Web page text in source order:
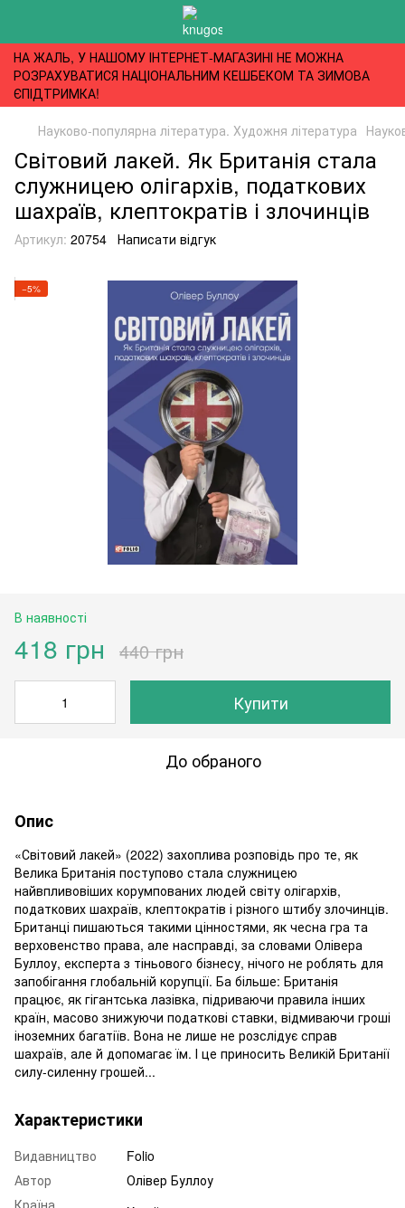
НА ЖАЛЬ, У НАШОМУ ІНТЕРНЕТ-МАГАЗИНІ НЕ МОЖНА
РОЗРАХУВАТИСЯ НАЦІОНАЛЬНИМ КЕШБЕКОМ ТА ЗИМОВА
ЄПІДТРИМКА!
Науково-популярна література. Художня література
Світовий лакей. Як Британія стала
служницею олігархів, податкових
шахраїв, клептократів і злочинців
Артикул: 20754 Написати відгук
−5%
В наявності
418 грн 440 грн
Купити
До обраного
Опис
«Світовий лакей» (2022) захоплива розповідь про те, як
Велика Британія поступово стала служницею
найвпливовіших корумпованих людей світу олігархів,
податкових шахраїв, клептократів і різного штибу злочинців.
Британці пишаються такими цінностями, як чесна гра та
верховенство права, але насправді, за словами Олівера
Буллоу, експерта з тіньового бізнесу, нічого не роблять для
запобігання глобальній корупції. Ба більше: Британія
працює, як гігантська лазівка, підриваючи правила інших
країн, масово знижуючи податкові ставки, відмиваючи гроші
іноземних багатіїв. Вона не лише не розслідує справ
шахраїв, але й допомагає їм. І це приносить Великій Британії
силу-силенну грошей...
Характеристики
Видавництво
Folio
Автор
Олівер Буллоу
Країна